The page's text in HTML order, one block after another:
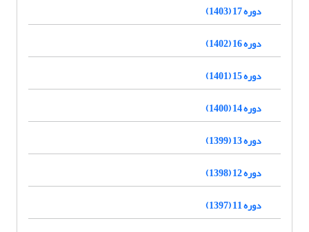
دوره 17 (1403)
دوره 16 (1402)
دوره 15 (1401)
دوره 14 (1400)
دوره 13 (1399)
دوره 12 (1398)
دوره 11 (1397)